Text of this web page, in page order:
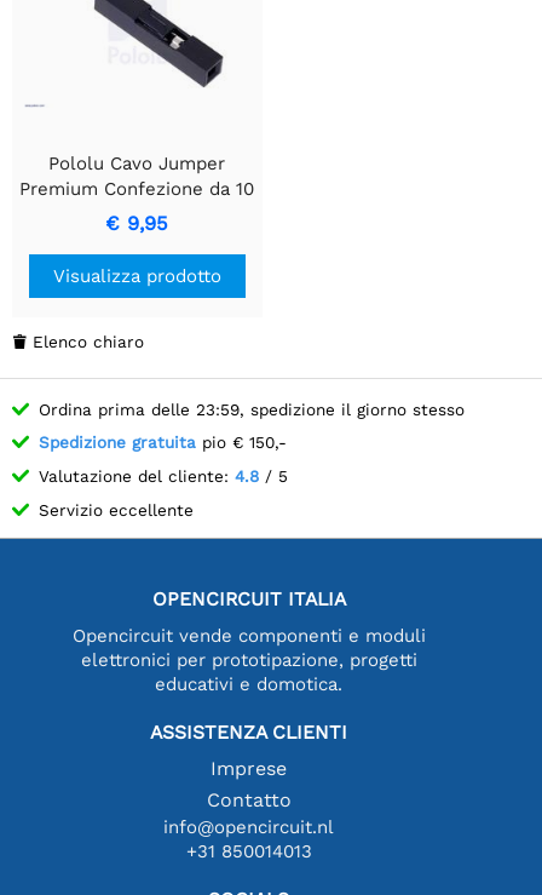
Pololu Cavo Jumper
Premium Confezione da 10
FF 6" Marrone
€ 9,95
Visualizza prodotto
 Elenco chiaro
Ordina prima delle 23:59, spedizione il giorno stesso
Spedizione gratuita pio € 150,-
Valutazione del cliente: 4.8 / 5
Servizio eccellente
OPENCIRCUIT ITALIA
Opencircuit vende componenti e moduli
elettronici per prototipazione, progetti
educativi e domotica.
ASSISTENZA CLIENTI
Imprese
Contatto
info@opencircuit.nl
+31 850014013